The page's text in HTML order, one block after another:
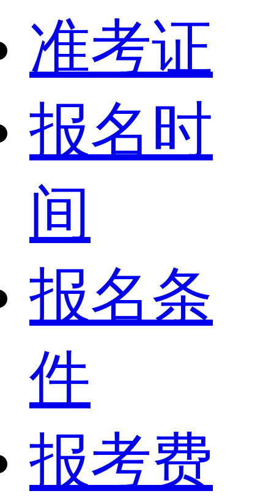
准考证
报名时
间
报名条
件
报考费